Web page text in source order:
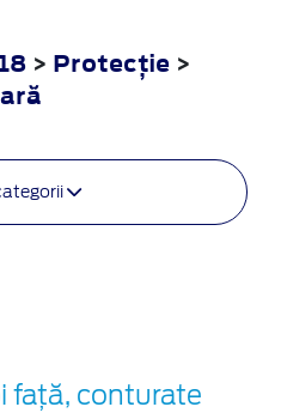
> Protecţie >
față, conturate